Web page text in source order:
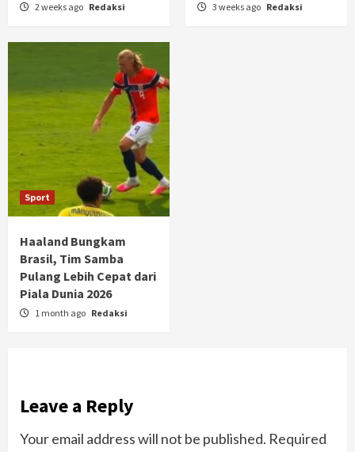
2 weeks ago Redaksi 3 weeks ago Redaksi
Sport
Haaland Bungkam
Brasil, Tim Samba
Pulang Lebih Cepat dari
Piala Dunia 2026
1 month ago Redaksi
Leave a Reply
Your email address will not be published. Required